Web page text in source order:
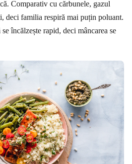
Comparativ cu cărbunele, gazul
deci familia respiră mai puțin poluant.
încălzește rapid, deci mâncarea se